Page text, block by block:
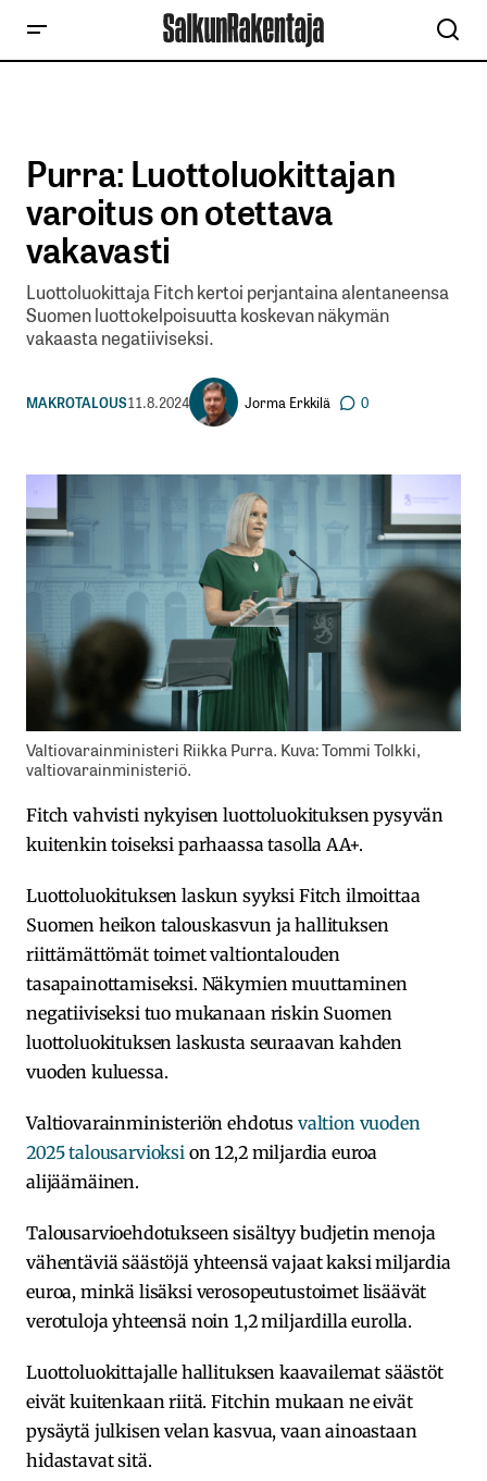
Purra: Luottoluokittajan
varoitus on otettava
vakavasti
Luottoluokittaja Fitch kertoi perjantaina alentaneensa
Suomen luottokelpoisuutta koskevan näkymän
vakaasta negatiiviseksi.
MAKROTALOUS11.8.2024 Jorma Erkkilä 0
Valtiovarainministeri Riikka Purra. Kuva: Tommi Tolkki,
valtiovarainministeriö.
Fitch vahvisti nykyisen luottoluokituksen pysyvän
kuitenkin toiseksi parhaassa tasolla AA+.
Luottoluokituksen laskun syyksi Fitch ilmoittaa
Suomen heikon talouskasvun ja hallituksen
riittämättömät toimet valtiontalouden
tasapainottamiseksi. Näkymien muuttaminen
negatiiviseksi tuo mukanaan riskin Suomen
luottoluokituksen laskusta seuraavan kahden
vuoden kuluessa.
Valtiovarainministeriön ehdotus valtion vuoden
2025 talousarvioksi on 12,2 miljardia euroa
alijäämäinen.
Talousarvioehdotukseen sisältyy budjetin menoja
vähentäviä säästöjä yhteensä vajaat kaksi miljardia
euroa, minkä lisäksi verosopeutustoimet lisäävät
verotuloja yhteensä noin 1,2 miljardilla eurolla.
Luottoluokittajalle hallituksen kaavailemat säästöt
eivät kuitenkaan riitä. Fitchin mukaan ne eivät
pysäytä julkisen velan kasvua, vaan ainoastaan
hidastavat sitä.